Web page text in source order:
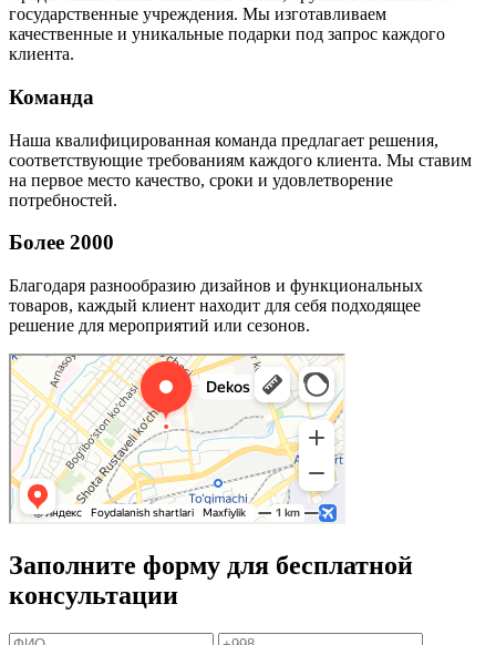
государственные учреждения. Мы изготавливаем
качественные и уникальные подарки под запрос каждого
клиента.
Команда
Наша квалифицированная команда предлагает решения,
соответствующие требованиям каждого клиента. Мы ставим
на первое место качество, сроки и удовлетворение
потребностей.
Более 2000
Благодаря разнообразию дизайнов и функциональных
товаров, каждый клиент находит для себя подходящее
решение для мероприятий или сезонов.
Заполните форму для бесплатной
консультации